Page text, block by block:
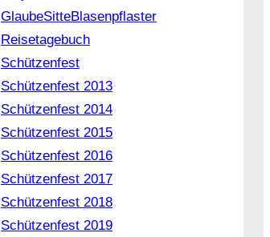
GlaubeSitteBlasenpflaster
Reisetagebuch
Schützenfest
Schützenfest 2013
Schützenfest 2014
Schützenfest 2015
Schützenfest 2016
Schützenfest 2017
Schützenfest 2018
Schützenfest 2019